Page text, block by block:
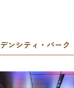
ンシティ・パーク